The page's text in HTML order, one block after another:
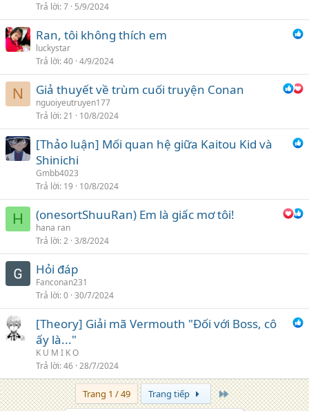
Trả lời 7 5/9/2024
Ran, tôi không thích em
luckystar
Trả lời 40 4/9/2024
N Giả thuyết về trùm cuối truyện Conan
nguoiyeutruyen177
Trả lời 21 10/8/2024
[Thảo luận] Mối quan hệ giữa Kaitou Kid và
Shinichi
Gmbb4023
Trả lời 19 10/8/2024
H (onesortShuuRan) Em là giấc mơ tôi!
hana ran
Trả lời 2 3/8/2024
Hỏi đáp
Fanconan231
Trả lời 0 30/7/2024
[Theory] Giải mã Vermouth "Đối với Boss, cô
ấy là..."
K U M I K O
Trả lời 46 28/7/2024
Trang 1 / 49 Trang tiếp Trang cuối